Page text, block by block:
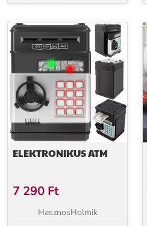
ELEKTRONIKUS ATM
7 290 Ft
HasznosHolmik